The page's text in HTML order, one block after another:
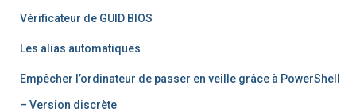
Vérificateur de GUID BIOS
Les alias automatiques
Empêcher l’ordinateur de passer en veille grâce à PowerShell
– Version discrète